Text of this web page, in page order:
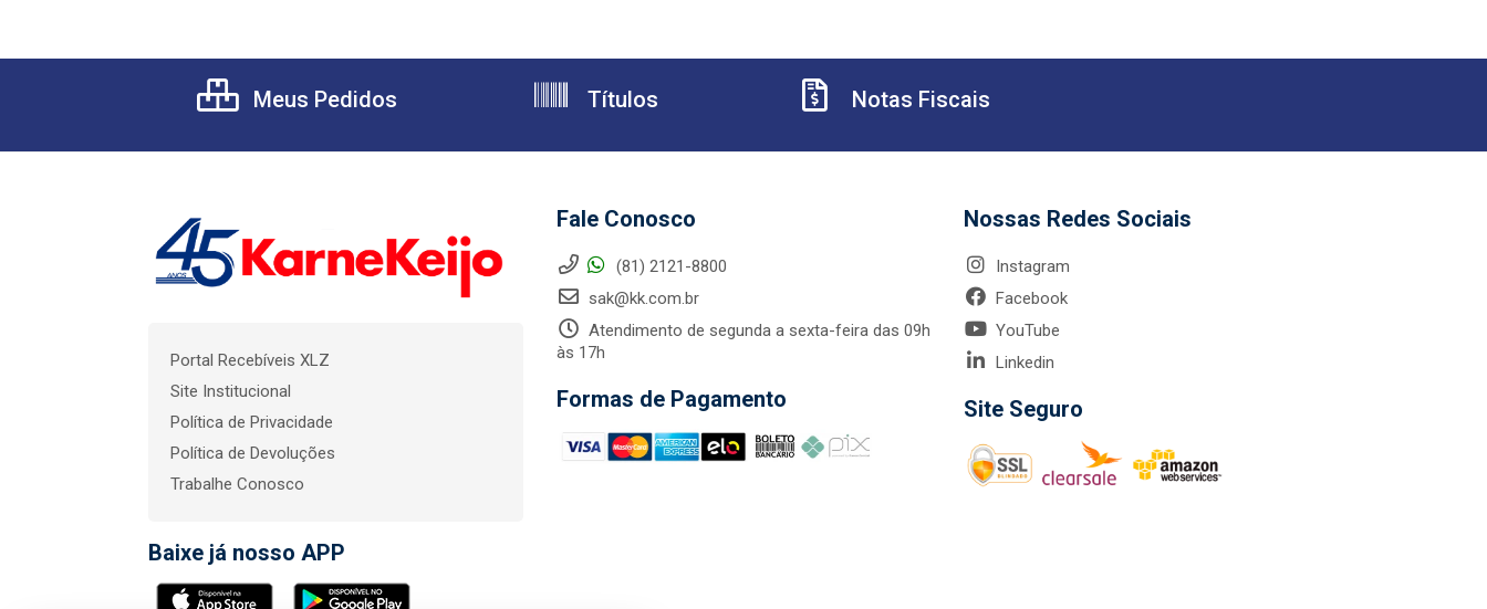
Meus Pedidos Títulos Notas Fiscais
Portal Recebíveis XLZ
Site Institucional
Política de Privacidade
Política de Devoluções
Trabalhe Conosco
Baixe já nosso APP
Fale Conosco
(81) 2121-8800
sak@kk.com.br
Atendimento de segunda a sexta-feira das 09h
às 17h
Formas de Pagamento
Nossas Redes Sociais
Instagram
Facebook
YouTube
Linkedin
Site Seguro